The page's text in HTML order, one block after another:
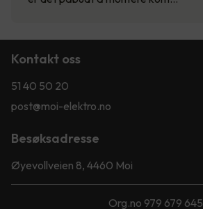
Kontakt oss
51 40 50 20
post@moi-elektro.no
Besøksadresse
Øyevollveien 8, 4460 Moi
Org.no 979 679 645